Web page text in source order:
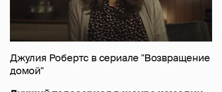
Джулия Робертс в сериале "Возвращение
домой"